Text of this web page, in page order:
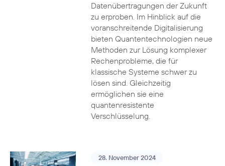
Datenübertragungen der Zukunft
zu erproben. Im Hinblick auf die
voranschreitende Digitalisierung
bieten Quantentechnologien neue
Methoden zur Lösung komplexer
Rechenprobleme, die für
klassische Systeme schwer zu
lösen sind. Gleichzeitig
ermöglichen sie eine
quantenresistente
Verschlüsselung.
28. November 2024